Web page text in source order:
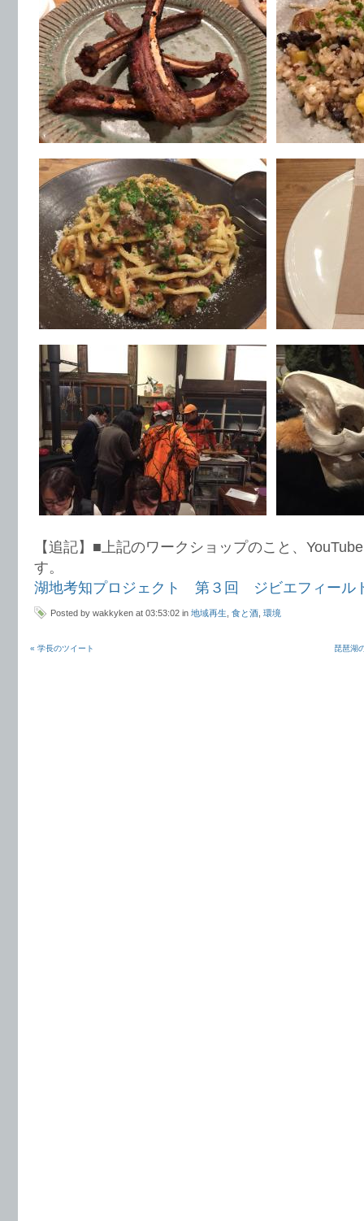
【追記】■上記のワークショップのこと、
す。
湖地考知プロジェクト 第３回 ジビエフィール
Posted by wakkyken at 03:53:02 in 地域再生 食と酒 環境
琵琶湖
« 学長のツイート